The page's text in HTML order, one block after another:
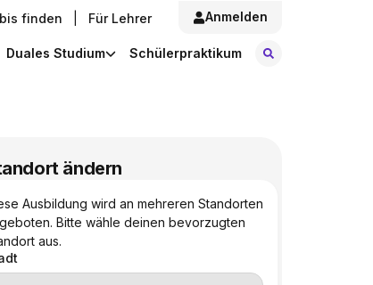
finden Für Lehrer Anmelden
Duales Studium Schülerpraktikum
ändern
Ausbildung wird an mehreren Standorten
Bitte wähle deinen bevorzugten
aus.